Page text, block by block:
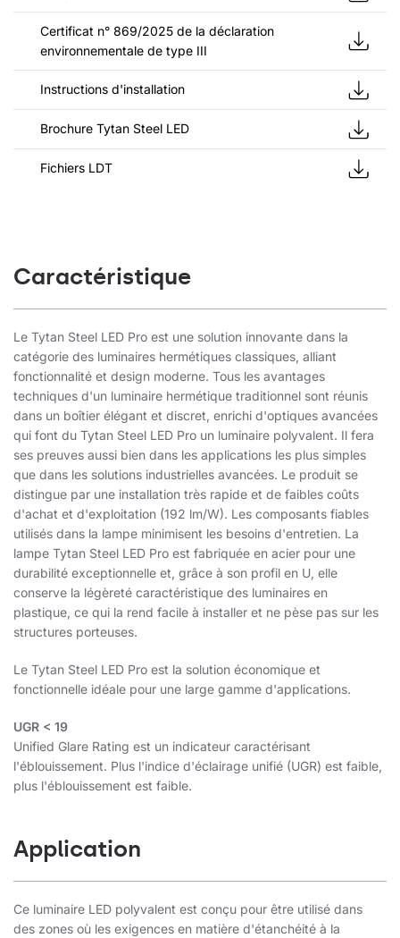
Certificat n° 869/2025 de la déclaration
environnementale de type III
Instructions d'installation
Brochure Tytan Steel LED
Fichiers LDT
Caractéristique
Le Tytan Steel LED Pro est une solution innovante dans la
catégorie des luminaires hermétiques classiques, alliant
fonctionnalité et design moderne. Tous les avantages
techniques d'un luminaire hermétique traditionnel sont réunis
dans un boîtier élégant et discret, enrichi d'optiques avancées
qui font du Tytan Steel LED Pro un luminaire polyvalent. Il fera
ses preuves aussi bien dans les applications les plus simples
que dans les solutions industrielles avancées. Le produit se
distingue par une installation très rapide et de faibles coûts
d'achat et d'exploitation (192 lm/W). Les composants fiables
utilisés dans la lampe minimisent les besoins d'entretien. La
lampe Tytan Steel LED Pro est fabriquée en acier pour une
durabilité exceptionnelle et, grâce à son profil en U, elle
conserve la légèreté caractéristique des luminaires en
plastique, ce qui la rend facile à installer et ne pèse pas sur les
structures porteuses.
Le Tytan Steel LED Pro est la solution économique et
fonctionnelle idéale pour une large gamme d'applications.
UGR < 19
Unified Glare Rating est un indicateur caractérisant
l'éblouissement. Plus l'indice d'éclairage unifié (UGR) est faible,
plus l'éblouissement est faible.
Application
Ce luminaire LED polyvalent est conçu pour être utilisé dans
des zones où les exigences en matière d'étanchéité à la